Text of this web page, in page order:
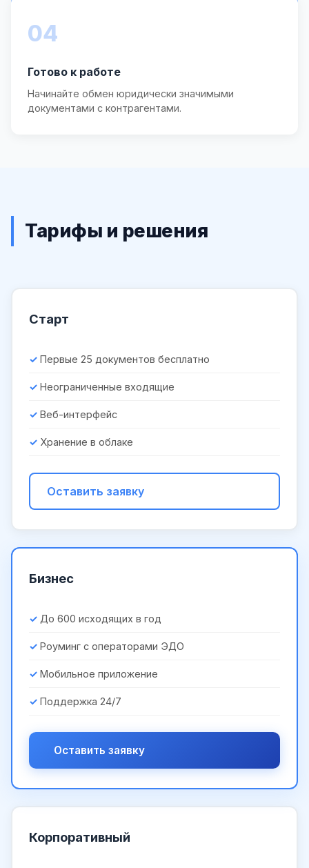
04
Готово к работе
Начинайте обмен юридически значимыми
документами с контрагентами.
Тарифы и решения
Старт
Первые 25 документов бесплатно
Неограниченные входящие
Веб-интерфейс
Хранение в облаке
Оставить заявку
Бизнес
До 600 исходящих в год
Роуминг с операторами ЭДО
Мобильное приложение
Поддержка 24/7
Оставить заявку
Корпоративный